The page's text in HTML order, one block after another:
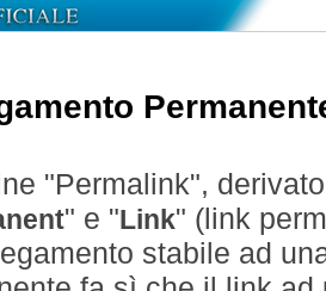
"Permalink",
" e " Link" (link
stabile ad